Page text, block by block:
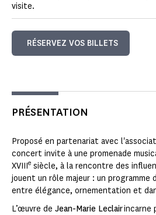
visite.
RÉSERVEZ VOS BILLETS
PRÉSENTATION
Proposé en partenariat avec
concert invite à une promenade
XVIIIe siècle, à la rencontre des
jouent un rôle majeur : un programme
entre élégance, ornementation et
L’œuvre de Jean-Marie Leclairincarne